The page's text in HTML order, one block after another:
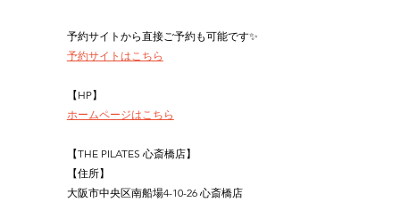
予約サイトから直接ご予約も可能です✨
予約サイトはこちら
【HP】
ホームページはこちら
【THE PILATES 心斎橋店】
【住所】
大阪市中央区南船場4-10-26 心斎橋店